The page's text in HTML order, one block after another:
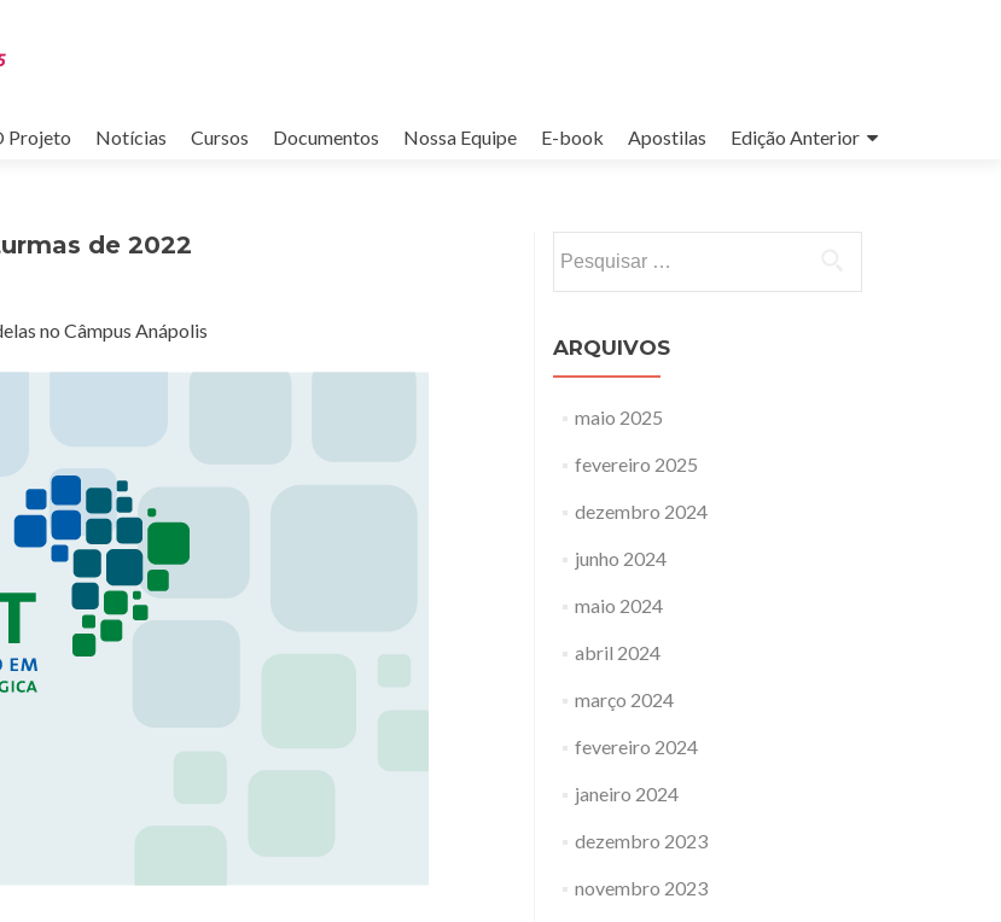
Projeto Notícias Cursos Documentos Nossa Equipe E-book Apostilas Edição Anterior
de 2022
no Câmpus Anápolis
por:
ARQUIVOS
maio 2025
fevereiro 2025
dezembro 2024
junho 2024
maio 2024
abril 2024
março 2024
fevereiro 2024
janeiro 2024
dezembro 2023
novembro 2023